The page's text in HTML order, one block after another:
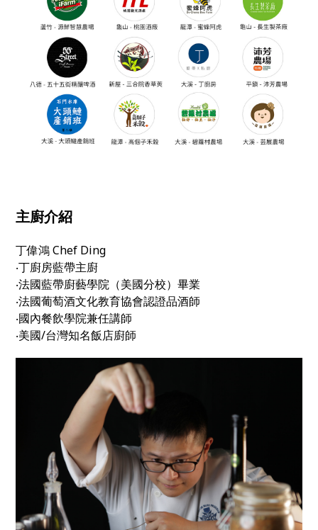
主廚介紹
丁偉鴻 Chef Ding
‧丁廚房藍帶主廚
‧法國藍帶廚藝學院（美國分校）畢業
‧法國葡萄酒文化教育協會認證品酒師
‧國內餐飲學院兼任講師
‧美國/台灣知名飯店廚師